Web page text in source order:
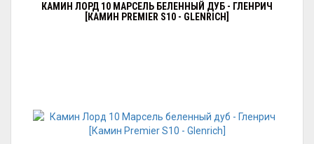
КАМИН ЛОРД 10 МАРСЕЛЬ БЕЛЕННЫЙ ДУБ - ГЛЕНРИЧ
[КАМИН PREMIER S10 - GLENRICH]